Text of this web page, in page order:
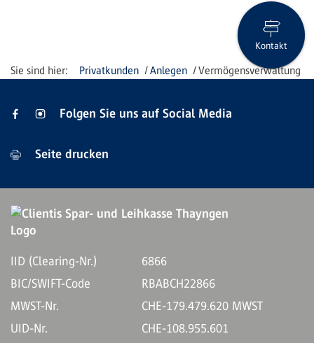
Privatkunden Anlegen Vermögensverwaltung
Kontakt
Folgen Sie uns auf Social Media
Seite drucken
IID (Clearing-Nr.)
6866
BIC/SWIFT-Code
RBABCH22866
MWST-Nr.
CHE-179.479.620 MWST
UID-Nr.
CHE-108.955.601